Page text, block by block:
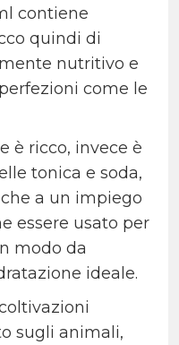
contiene
quindi di
nutritivo e
come le
è ricco, invece è
tonica e soda,
a un impiego
essere usato per
modo da
ideale.
sugli animali,